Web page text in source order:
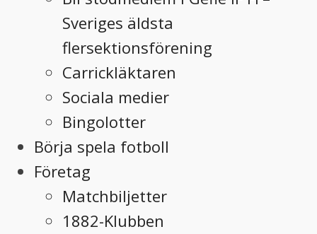
Sveriges äldsta
flersektionsförening
Carrickläktaren
Sociala medier
Bingolotter
Börja spela fotboll
Företag
Matchbiljetter
1882-Klubben